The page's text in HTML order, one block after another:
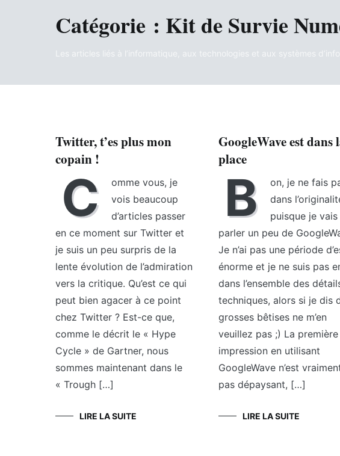
Catégorie : Kit de Survie
Les articles liés à l’informatique, aux technologies et aux systèmes
Twitter, t’es plus mon
copain !
C
omme vous, je
vois beaucoup
d’articles passer
en ce moment sur Twitter et
je suis un peu surpris de la
lente évolution de l’admiration
vers la critique. Qu’est ce qui
peut bien agacer à ce point
chez Twitter ? Est-ce que,
comme le décrit le « Hype
Cycle » de Gartner, nous
sommes maintenant dans le
« Trough […]
LIRE LA SUITE
GoogleWave est dans
place
B
on, je ne fais
dans
puisque je vais
parler un peu de
Je n’ai pas une période
énorme et je ne suis pas
dans l’ensemble des
techniques, alors si je dis
grosses bêtises ne m’en
veuillez pas ;) La première
impression en utilisant
GoogleWave n’est
pas dépaysant, […]
LIRE LA SUITE